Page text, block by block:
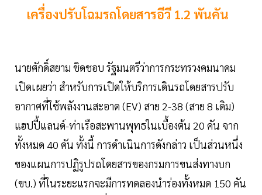
เครื่องปรับโฉมรถโดยสารอีวี 1.2 พันคัน
นายศักดิ์สยาม ชิดชอบ รัฐมนตรีว่าการกระทรวงคมนาคม
เปิดเผยว่า สำหรับการเปิดให้บริการเดินรถโดยสารปรับ
อากาศที่ใช้พลังงานสะอาด (EV) สาย 2-38 (สาย 8 เดิม)
แฮปปี้แลนด์-ท่าเรือสะพานพุทธในเบื้องต้น 20 คัน จาก
ทั้งหมด 40 คัน ทั้งนี้ การดำเนินการดังกล่าว เป็นส่วนหนึ่ง
ของแผนการปฏิรูปรถโดยสารของกรมการขนส่งทางบก
(ขบ.) ที่ในระยะแรกจะมีการทดลองนำร่องทั้งหมด 150 คัน